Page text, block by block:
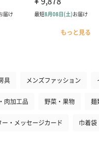
もっと見る
具 メンズファッション
肉加工品 野菜・果物 麺
ー・メッセージカード 巾着袋